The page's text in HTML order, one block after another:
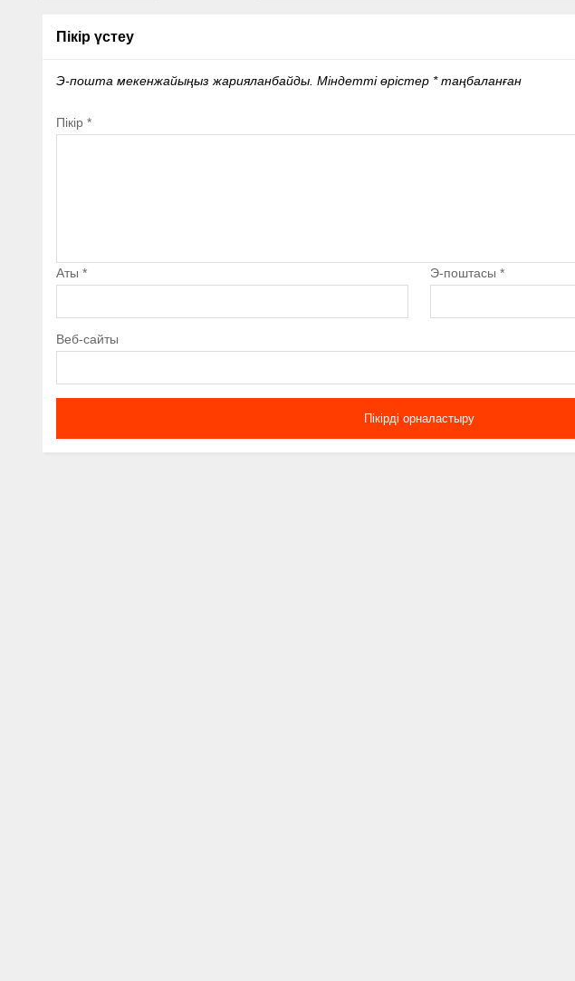
Пікір үстеу
Э-пошта мекенжайыңыз жарияланбайды.Міндетті өрістер *таңбаланған
Пікір*
Аты* Э-поштасы*
Веб-сайты